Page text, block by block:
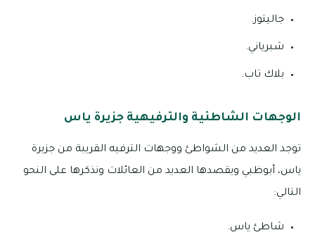
جاليتوز.
شبرياني.
بلاك تاب.
الوجهات الشاطئية والترفيهية جزيرة ياس
توجد العديد من الشواطئ ووجهات الترفيه القريبة من جزيرة
ياس، أبوظبي ويقصدها العديد من العائلات ونذكرها على النحو
التالي:
شاطئ ياس.